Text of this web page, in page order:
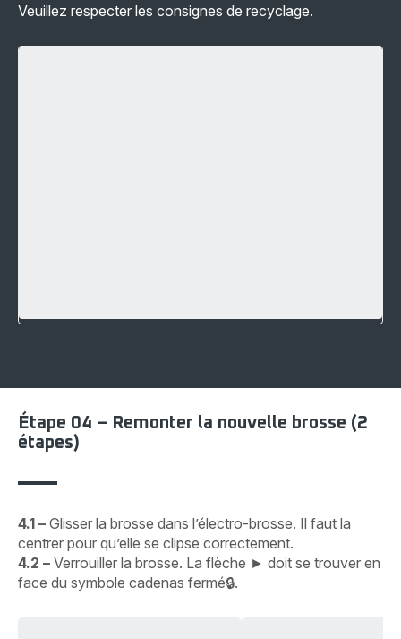
Veuillez respecter les consignes de recyclage.
Étape 04 – Remonter la nouvelle brosse (2
étapes)
4.1 – Glisser la brosse dans l’électro-brosse. Il faut la
centrer pour qu’elle se clipse correctement.
4.2 – Verrouiller la brosse. La flèche ► doit se trouver en
face du symbole cadenas fermé🔒︎.